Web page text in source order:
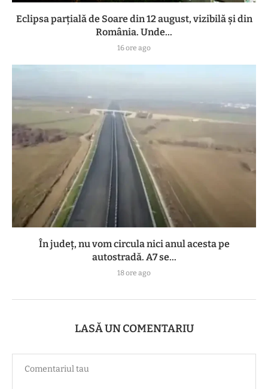
Eclipsa parțială de Soare din 12 august, vizibilă și din
România. Unde...
16 ore ago
În județ, nu vom circula nici anul acesta pe
autostradă. A7 se...
18 ore ago
LASĂ UN COMENTARIU